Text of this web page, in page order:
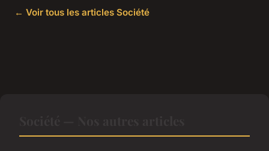
← Voir tous les articles Société